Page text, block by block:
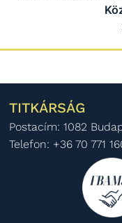
TITKÁRSÁG
Postacím: 1082
Telefon: +36 70 771